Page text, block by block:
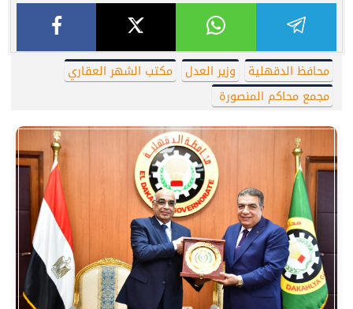
محافظ الدقهلية وزير العدل
مكتب الشهر العقاري
مجمع محاكم المنصورة